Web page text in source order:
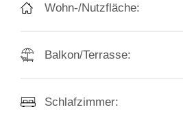
Wohn-/Nutzfläche:
Balkon/Terrasse:
Schlafzimmer: